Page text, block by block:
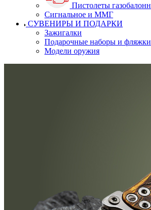
Пистолеты
Сигнальное и ММГ
СУВЕНИРЫ И ПОДАРКИ
Зажигалки
Подарочные наборы и фляжки
Модели оружия